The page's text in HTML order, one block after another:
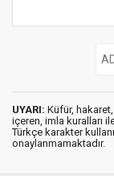
UYARI: Küfür,
içeren, imla kuralları
Türkçe karakter
onaylanmamaktadır.